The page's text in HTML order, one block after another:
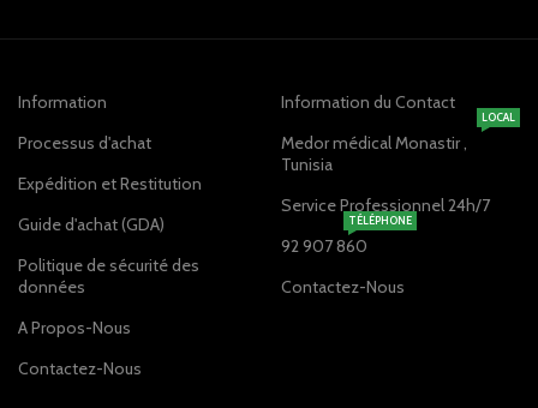
Information
Processus d'achat
Expédition et Restitution
Guide d'achat (GDA)
Politique de sécurité des
données
A Propos-Nous
Contactez-Nous
Information du Contact
Medor médical Monastir ,
Tunisia
LOCAL
Service Professionnel 24h/7
92 907 860
TÉLÉPHONE
Contactez-Nous